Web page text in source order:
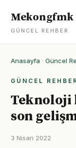
Mekongfmk
GÜNCEL REHBER
Anasayfa · Güncel
GÜNCEL
Teknoloji
son
3 Nisan 2022